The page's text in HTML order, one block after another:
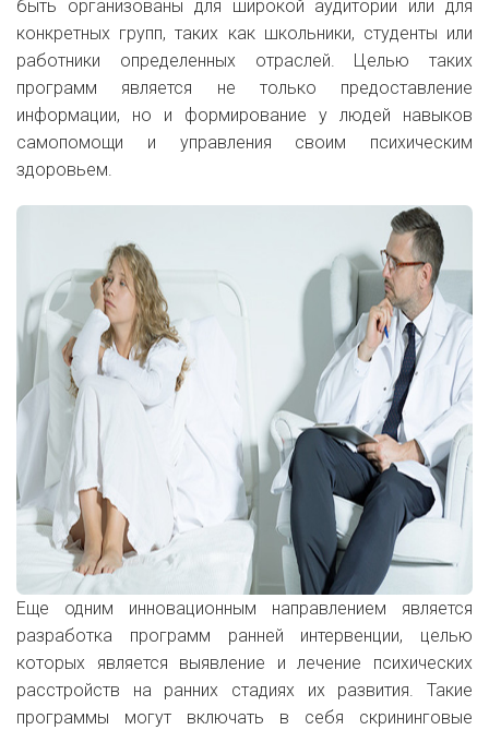
быть организованы для широкой аудитории или для
конкретных групп, таких как школьники, студенты или
работники определенных отраслей. Целью таких
программ является не только предоставление
информации, но и формирование у людей навыков
самопомощи и управления своим психическим
здоровьем.
Еще одним инновационным направлением является
разработка программ ранней интервенции, целью
которых является выявление и лечение психических
расстройств на ранних стадиях их развития. Такие
программы могут включать в себя скрининговые